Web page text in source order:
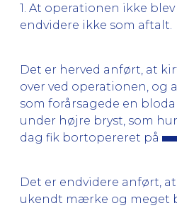
1. At operationen ikke
endvidere ikke som aftalt.
Det er herved anført, at
over ved operationen, og
som forårsagede en
under højre bryst, som
dag fik bortopereret på
Det er endvidere anført,
ukendt mærke og meget